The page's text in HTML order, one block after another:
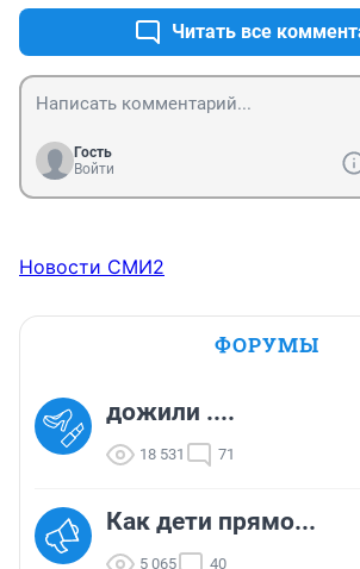
Читать все
Гость
Войти
Новости СМИ2
ФОРУМЫ
дожили ....
18 531 71
Как дети прямо...
5 065 40